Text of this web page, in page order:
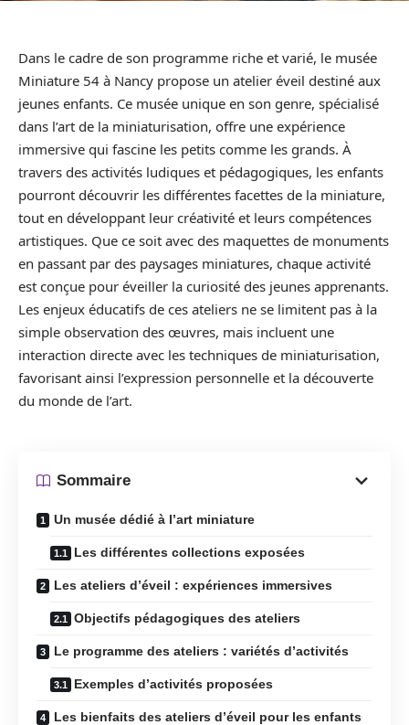
Dans le cadre de son programme riche et varié, le musée
Miniature 54 à Nancy propose un atelier éveil destiné aux
jeunes enfants. Ce musée unique en son genre, spécialisé
dans l’art de la miniaturisation, offre une expérience
immersive qui fascine les petits comme les grands. À
travers des activités ludiques et pédagogiques, les enfants
pourront découvrir les différentes facettes de la miniature,
tout en développant leur créativité et leurs compétences
artistiques. Que ce soit avec des maquettes de monuments
en passant par des paysages miniatures, chaque activité
est conçue pour éveiller la curiosité des jeunes apprenants.
Les enjeux éducatifs de ces ateliers ne se limitent pas à la
simple observation des œuvres, mais incluent une
interaction directe avec les techniques de miniaturisation,
favorisant ainsi l’expression personnelle et la découverte
du monde de l’art.
Sommaire
Un musée dédié à l’art miniature
Les différentes collections exposées
Les ateliers d’éveil : expériences immersives
Objectifs pédagogiques des ateliers
Le programme des ateliers : variétés d’activités
Exemples d’activités proposées
Les bienfaits des ateliers d’éveil pour les enfants